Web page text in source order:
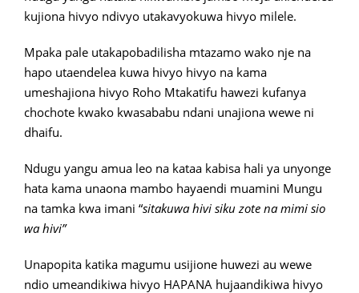
kujiona hivyo ndivyo utakavyokuwa hivyo milele.
Mpaka pale utakapobadilisha mtazamo wako nje na
hapo utaendelea kuwa hivyo hivyo na kama
umeshajiona hivyo Roho Mtakatifu hawezi kufanya
chochote kwako kwasababu ndani unajiona wewe ni
dhaifu.
Ndugu yangu amua leo na kataa kabisa hali ya unyonge
hata kama unaona mambo hayaendi muamini Mungu
na tamka kwa imani “sitakuwa hivi siku zote na mimi sio
wa hivi”
Unapopita katika magumu usijione huwezi au wewe
ndio umeandikiwa hivyo HAPANA hujaandikiwa hivyo